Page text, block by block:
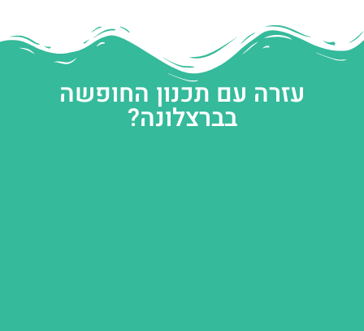
עזרה עם תכנון החופשה
בברצלונה?